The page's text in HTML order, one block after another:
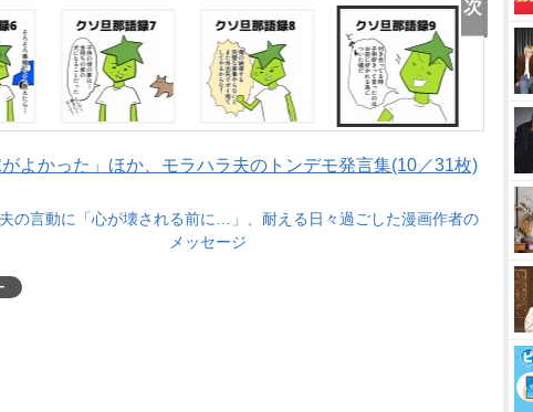
よかった」ほか、モラハラ夫のトンデモ発言集(10／31枚)
の言動に「心が壊される前に…」、耐える日々過ごした漫画作者の
メッセージ